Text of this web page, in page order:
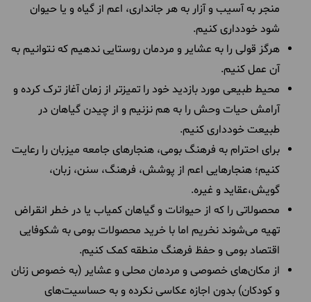
منجر به آسیب و آزار به هر جانداری، اعم از گیاه و یا حیوان
شود خودداری ‌کنیم.
هرگز قولی را به عشایر و مردمان روستایی ندهیم که نتوانیم به
آن عمل کنیم.
محیط طبیعی مورد بازدید خود را تمیزتر از زمان آغاز ترک کرده و
آرامش حیات وحش را به هم نزنیم و از چیدن گیاهان در
طبیعت خودداری کنیم.
برای احترام به فرهنگ بومی، هنجارهای جامعه میزبان را رعایت
کنیم؛ هنجارهایی اعم از پوشش، فرهنگ، سنن، زبان،
گویش،عقاید و غیره.
محصولاتی را که از حیوانات و گیاهان کمیاب یا در خطر انقراض
تهیه می‌شوند نخریم اما با خرید محصولات بومی به شکوفایی
اقتصاد بومی و حفظ فرهنگ منطقه کمک کنیم.
از مکان‌های خصوصی و مردمان محلی و عشایر (به‌ خصوص زنان
و کودکان) بدون اجازه عکاسی نکرده و به حساسیت‌های